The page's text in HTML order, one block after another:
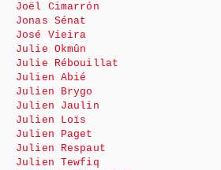
Joël Cimarrón
Jonas Sénat
José Vieira
Julie Okmûn
Julie Rébouillat
Julien Abié
Julien Brygo
Julien Jaulin
Julien Loïs
Julien Paget
Julien Respaut
Julien Tewfiq